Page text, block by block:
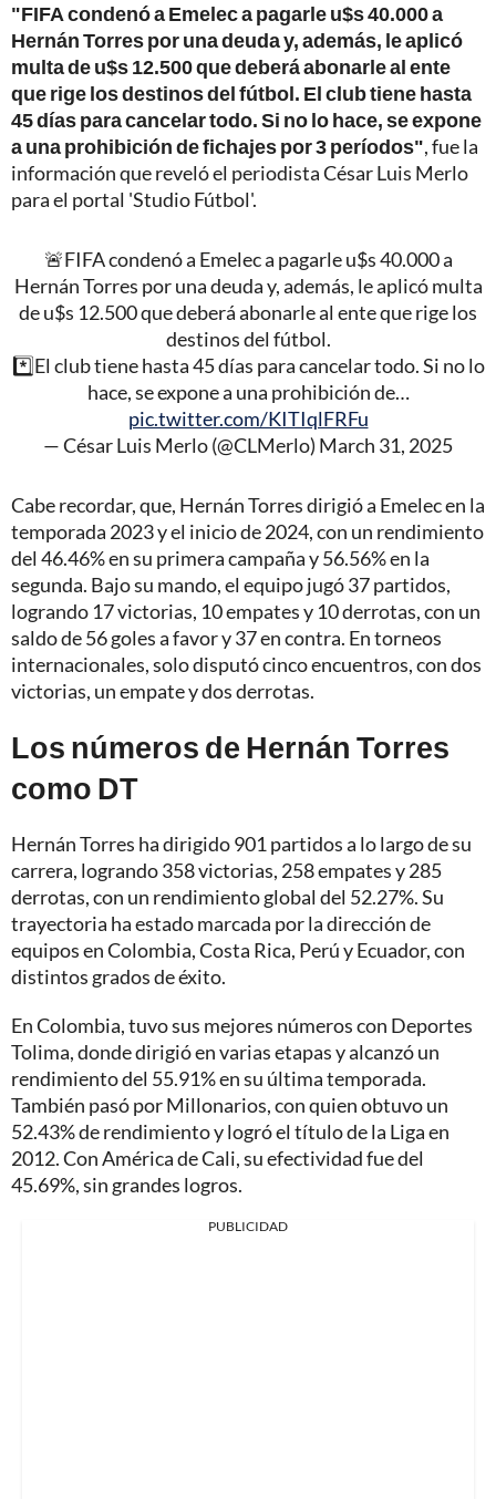
"FIFA condenó a Emelec a pagarle u$s 40.000 a
Hernán Torres por una deuda y, además, le aplicó
multa de u$s 12.500 que deberá abonarle al ente
que rige los destinos del fútbol. El club tiene hasta
45 días para cancelar todo. Si no lo hace, se expone
a una prohibición de fichajes por 3 períodos", fue la
información que reveló el periodista César Luis Merlo
para el portal 'Studio Fútbol'.
🚨FIFA condenó a Emelec a pagarle u$s 40.000 a
Hernán Torres por una deuda y, además, le aplicó multa
de u$s 12.500 que deberá abonarle al ente que rige los
destinos del fútbol.
*️⃣El club tiene hasta 45 días para cancelar todo. Si no lo
hace, se expone a una prohibición de…
pic.twitter.com/KITIqlFRFu
— César Luis Merlo (@CLMerlo) March 31, 2025
Cabe recordar, que, Hernán Torres dirigió a Emelec en la
temporada 2023 y el inicio de 2024, con un rendimiento
del 46.46% en su primera campaña y 56.56% en la
segunda. Bajo su mando, el equipo jugó 37 partidos,
logrando 17 victorias, 10 empates y 10 derrotas, con un
saldo de 56 goles a favor y 37 en contra. En torneos
internacionales, solo disputó cinco encuentros, con dos
victorias, un empate y dos derrotas.
Los números de Hernán Torres
como DT
Hernán Torres ha dirigido 901 partidos a lo largo de su
carrera, logrando 358 victorias, 258 empates y 285
derrotas, con un rendimiento global del 52.27%. Su
trayectoria ha estado marcada por la dirección de
equipos en Colombia, Costa Rica, Perú y Ecuador, con
distintos grados de éxito.
En Colombia, tuvo sus mejores números con Deportes
Tolima, donde dirigió en varias etapas y alcanzó un
rendimiento del 55.91% en su última temporada.
También pasó por Millonarios, con quien obtuvo un
52.43% de rendimiento y logró el título de la Liga en
2012. Con América de Cali, su efectividad fue del
45.69%, sin grandes logros.
PUBLICIDAD